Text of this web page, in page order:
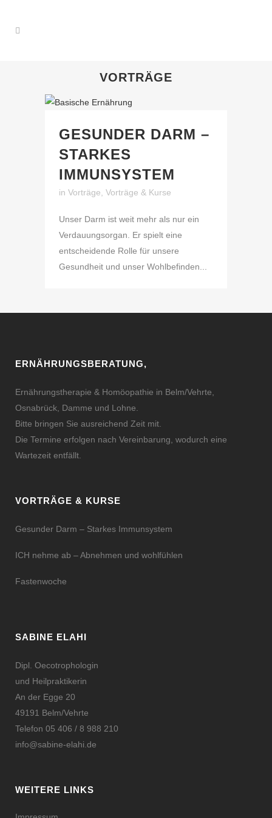
VORTRÄGE
GESUNDER DARM –
STARKES
IMMUNSYSTEM
in Vorträge Vorträge & Kurse
Unser Darm ist weit mehr als nur ein
Verdauungsorgan. Er spielt eine
entscheidende Rolle für unsere
Gesundheit und unser Wohlbefinden...
ERNÄHRUNGSBERATUNG,
Ernährungstherapie & Homöopathie in Belm/Vehrte,
Osnabrück, Damme und Lohne.
Bitte bringen Sie ausreichend Zeit mit.
Die Termine erfolgen nach Vereinbarung, wodurch eine
Wartezeit entfällt.
VORTRÄGE & KURSE
Gesunder Darm – Starkes Immunsystem
ICH nehme ab – Abnehmen und wohlfühlen
Fastenwoche
SABINE ELAHI
Dipl. Oecotrophologin
und Heilpraktikerin
An der Egge 20
49191 Belm/Vehrte
Telefon 05 406 / 8 988 210
info@sabine-elahi.de
WEITERE LINKS